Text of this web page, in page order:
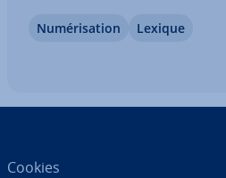
article, découvrez en quoi
Nu­mé­ri­sa­tion Lexique
Cookies